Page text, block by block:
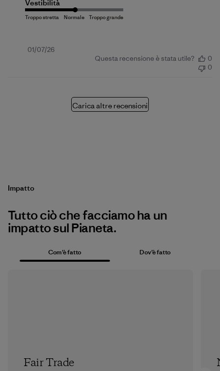
Vestibilità
Data
01/07/26
Questa recensione è stata utile?
0
0
Carica altre recensioni
Impatto
Tutto ciò che facciamo ha un
impatto sul Pianeta.
Com’è fatto Dov’è fatto
Fair Trade